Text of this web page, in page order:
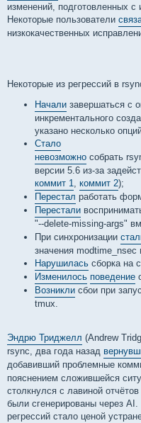
изменений, подготовленных с
Некоторые пользователи
низкокачественных
Некоторые из регрессий в
Начали завершаться с
инкрементального
указано несколько
Стало
невозможно собрать
версии 5.6 из-за
коммит 1
коммит 2);
Перестал работать
Перестали
"--delete-missing-args"
При синхронизации
значения modtime_nsec
Нарушилась сборка на
Изменилось поведение
Возникли сбои при
tmux.
Эндрю Триджелл (Andrew
rsync, два года назад
добавивший проблемные
пояснением сложившейся
столкнулся с лавиной
были сгенерированы через
регрессий стало ценой